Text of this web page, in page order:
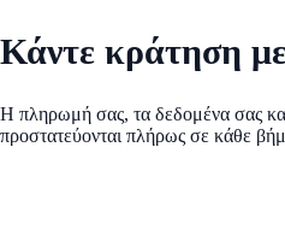
Κάντε κράτηση
Η πληρωμή σας, τα δεδομένα σας
προστατεύονται πλήρως σε κάθε